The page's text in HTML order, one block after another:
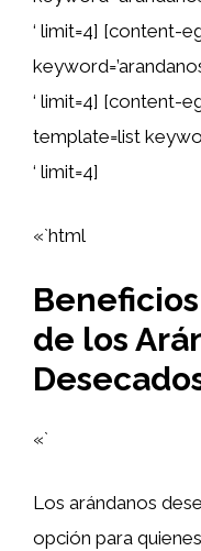
‘ limit=4] [content-
‘ limit=4] [content-
template=list
‘ limit=4]
«`html
de los
«`
Los arándanos
opción para